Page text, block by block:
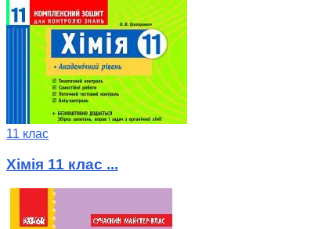
11 клас
Хімія 11 клас ...